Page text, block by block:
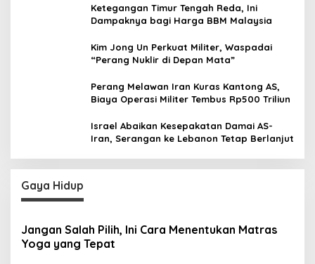
Ketegangan Timur Tengah Reda, Ini
Dampaknya bagi Harga BBM Malaysia
Kim Jong Un Perkuat Militer, Waspadai
“Perang Nuklir di Depan Mata”
Perang Melawan Iran Kuras Kantong AS,
Biaya Operasi Militer Tembus Rp500 Triliun
Israel Abaikan Kesepakatan Damai AS-
Iran, Serangan ke Lebanon Tetap Berlanjut
Gaya Hidup
Jangan Salah Pilih, Ini Cara Menentukan Matras
Yoga yang Tepat